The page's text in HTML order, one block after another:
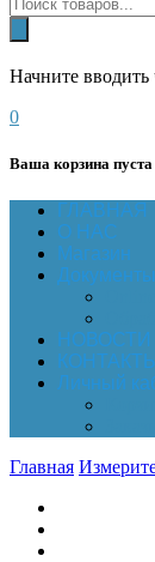
Начните вводить
0
Ваша корзина пуста
ГЛАВНАЯ
О НАС
Магазин
Документы
НОВОСТИ
КОНТАКТЫ
Личный
Главная